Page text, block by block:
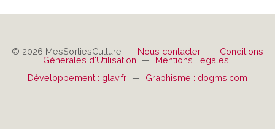
© 2026 MesSortiesCulture — Nous contacter —
Conditions
Générales d'Utilisation
—
Mentions Légales
Développement : glav.fr — Graphisme : dogms.com